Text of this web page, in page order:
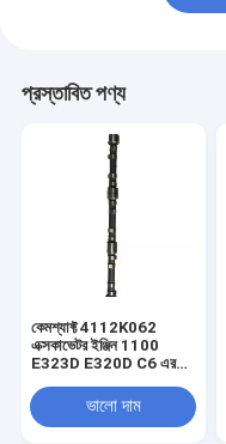
প্রস্তাবিত পণ্য
কেমশ্যাফ্ট 4112K062
এক্সকাভেটর ইঞ্জিন 1100
E323D E320D C6 এর
ভালো দাম